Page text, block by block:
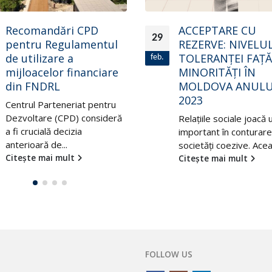
ACCEPTARE CU
REZERVE: NIVELUL
TOLERANȚEI FAȚĂ DE
MINORITĂȚI ÎN
MOLDOVA ANULUI
2023
Relațiile sociale joacă un rol
important în conturarea unei
societăți coezive. Aceasta...
Citește mai mult
Nivelului de Trai
din Fondul
Dezvoltare a
Agriculturii şi
Rural
Centrul Parteneriat
inițiativa Ministerul
Agriculturii, Dezvoltării
Regionale și...
Citește mai mult
FOLLOW US